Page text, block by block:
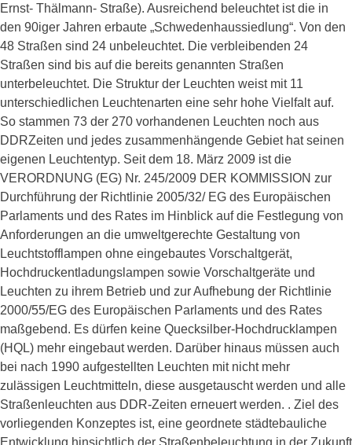
Ernst- Thälmann- Straße). Ausreichend beleuchtet ist die in
den 90iger Jahren erbaute „Schwedenhaussiedlung“. Von den
48 Straßen sind 24 unbeleuchtet. Die verbleibenden 24
Straßen sind bis auf die bereits genannten Straßen
unterbeleuchtet. Die Struktur der Leuchten weist mit 11
unterschiedlichen Leuchtenarten eine sehr hohe Vielfalt auf.
So stammen 73 der 270 vorhandenen Leuchten noch aus
DDRZeiten und jedes zusammenhängende Gebiet hat seinen
eigenen Leuchtentyp. Seit dem 18. März 2009 ist die
VERORDNUNG (EG) Nr. 245/2009 DER KOMMISSION zur
Durchführung der Richtlinie 2005/32/ EG des Europäischen
Parlaments und des Rates im Hinblick auf die Festlegung von
Anforderungen an die umweltgerechte Gestaltung von
Leuchtstofflampen ohne eingebautes Vorschaltgerät,
Hochdruckentladungslampen sowie Vorschaltgeräte und
Leuchten zu ihrem Betrieb und zur Aufhebung der Richtlinie
2000/55/EG des Europäischen Parlaments und des Rates
maßgebend. Es dürfen keine Quecksilber-Hochdrucklampen
(HQL) mehr eingebaut werden. Darüber hinaus müssen auch
bei nach 1990 aufgestellten Leuchten mit nicht mehr
zulässigen Leuchtmitteln, diese ausgetauscht werden und alle
Straßenleuchten aus DDR-Zeiten erneuert werden. . Ziel des
vorliegenden Konzeptes ist, eine geordnete städtebauliche
Entwicklung hinsichtlich der Straßenbeleuchtung in der Zukunft